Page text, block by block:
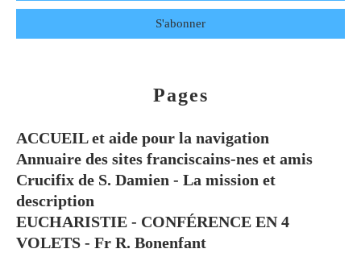
Pages
ACCUEIL et aide pour la navigation
Annuaire des sites franciscains-nes et amis
Crucifix de S. Damien - La mission et
description
EUCHARISTIE - CONFÉRENCE EN 4
VOLETS - Fr R. Bonenfant